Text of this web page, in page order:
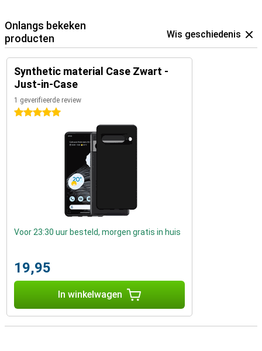
Onlangs bekeken
producten
Wis geschiedenis
Synthetic material Case Zwart -
Just-in-Case
1 geverifieerde review
5 sterren
Voor 23:30 uur besteld, morgen gratis in huis
19,95
In winkelwagen